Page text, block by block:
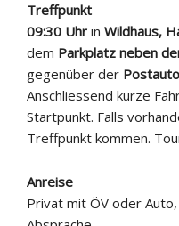
Treffpunkt
09:30 Uhr in Wildhaus,
dem Parkplatz neben
gegenüber der
Anschliessend kurze
Startpunkt. Falls
Treffpunkt kommen.
Anreise
Privat mit ÖV oder